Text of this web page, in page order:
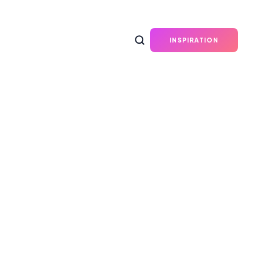
INSPIRATION